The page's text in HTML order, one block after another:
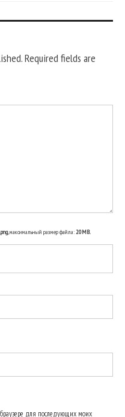
Required fields are
, максимальный размер файла:20MB.
для последующих моих